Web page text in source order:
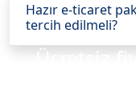
Hazır e-ticaret
tercih edilmeli?
Ücretsiz